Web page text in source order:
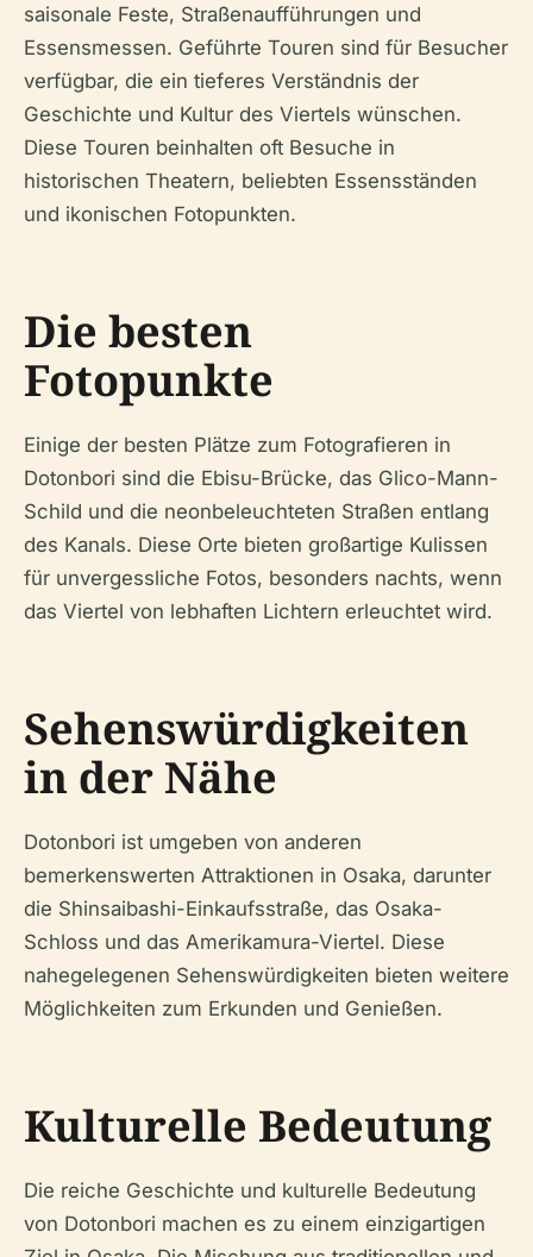
saisonale Feste, Straßenaufführungen und
Essensmessen. Geführte Touren sind für Besucher
verfügbar, die ein tieferes Verständnis der
Geschichte und Kultur des Viertels wünschen.
Diese Touren beinhalten oft Besuche in
historischen Theatern, beliebten Essensständen
und ikonischen Fotopunkten.
Die besten
Fotopunkte
Einige der besten Plätze zum Fotografieren in
Dotonbori sind die Ebisu-Brücke, das Glico-Mann-
Schild und die neonbeleuchteten Straßen entlang
des Kanals. Diese Orte bieten großartige Kulissen
für unvergessliche Fotos, besonders nachts, wenn
das Viertel von lebhaften Lichtern erleuchtet wird.
Sehenswürdigkeiten
in der Nähe
Dotonbori ist umgeben von anderen
bemerkenswerten Attraktionen in Osaka, darunter
die Shinsaibashi-Einkaufsstraße, das Osaka-
Schloss und das Amerikamura-Viertel. Diese
nahegelegenen Sehenswürdigkeiten bieten weitere
Möglichkeiten zum Erkunden und Genießen.
Kulturelle Bedeutung
Die reiche Geschichte und kulturelle Bedeutung
von Dotonbori machen es zu einem einzigartigen